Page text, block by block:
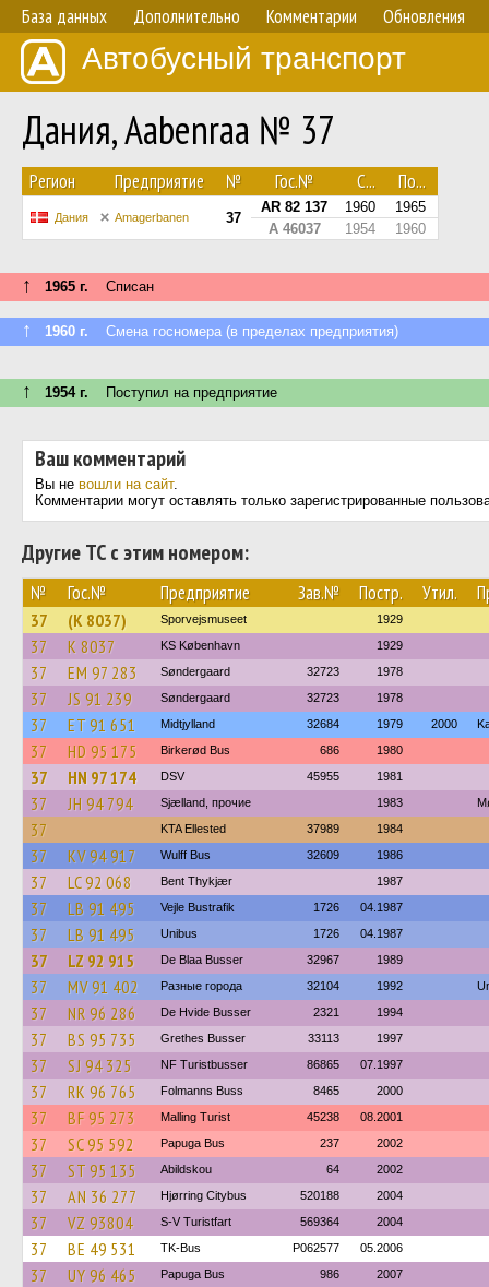
База данных Дополнительно Комментарии Обновления
Автобусный транспорт
Дания, Aabenraa № 37
Регион Предприятие № Гос.№ С... По...
Дания Amagerbanen 37
AR 82 137 1960
1965
A 46037
1954 1960
↑ 1965 г. Списан
↑ 1960 г. Смена госномера (в пределах предприятия)
↑ 1954 г. Поступил на предприятие
Ваш комментарий
Вы не вошли на сайт.
Комментарии могут оставлять только зарегистрированные
Другие ТС с этим номером:
№ Гос.№ Предприятие Зав.№ Постр. Утил.
37 (K 8037) Sporvejsmuseet 1929
37 K 8037 KS København 1929
37 EM 97 283 Søndergaard 32723 1978
37 JS 91 239 Søndergaard 32723 1978
37 ET 91 651 Midtjylland 32684 1979 2000
37 HD 95 175 Birkerød Bus 686 1980
37 HN 97 174 DSV 45955 1981
37 JH 94 794 Sjælland, прочие 1983
37 KTA Ellested 37989 1984
37 KV 94 917 Wulff Bus 32609 1986
37 LC 92 068 Bent Thykjær 1987
37 LB 91 495 Vejle Bustrafik 1726 04.1987
37 LB 91 495 Unibus 1726 04.1987
37 LZ 92 915 De Blaa Busser 32967 1989
37 MV 91 402 Разные города 32104 1992
37 NR 96 286 De Hvide Busser 2321 1994
37 BS 95 735 Grethes Busser 33113 1997
37 SJ 94 325 NF Turistbusser 86865 07.1997
37 RK 96 765 Folmanns Buss 8465 2000
37 BF 95 273 Malling Turist 45238 08.2001
37 SC 95 592 Papuga Bus 237 2002
37 ST 95 135 Abildskou 64 2002
37 AN 36 277 Hjørring Citybus 520188 2004
37 VZ 93804 S-V Turistfart 569364 2004
37 BE 49 531 TK-Bus P062577 05.2006
37 UY 96 465 Papuga Bus 986 2007